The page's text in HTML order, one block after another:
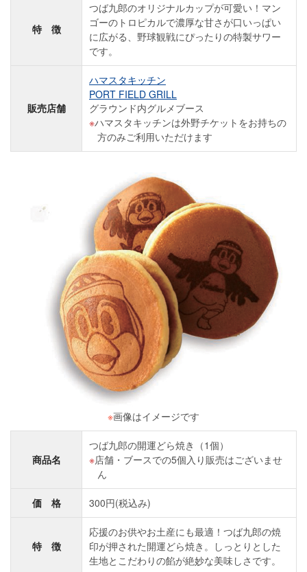
特 徴
つば九郎のオリジナルカップが可愛い！マン
ゴーのトロピカルで濃厚な甘さが口いっぱい
に広がる、野球観戦にぴったりの特製サワー
です。
販売店舗
ハマスタキッチン
PORT FIELD GRILL
グラウンド内グルメブース
ハマスタキッチンは外野チケットをお持ちの
方のみご利用いただけます
※画像はイメージです
商品名
つば九郎の開運どら焼き（1個）
店舗・ブースでの5個入り販売はございませ
ん
価 格 300円(税込み)
特 徴
応援のお供やお土産にも最適！つば九郎の焼
印が押された開運どら焼き。しっとりとした
生地とこだわりの餡が絶妙な美味しさです。